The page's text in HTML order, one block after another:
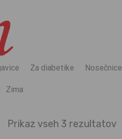
Za diabetike Nosečnice
Zima
Prikaz vseh 3 rezultatov